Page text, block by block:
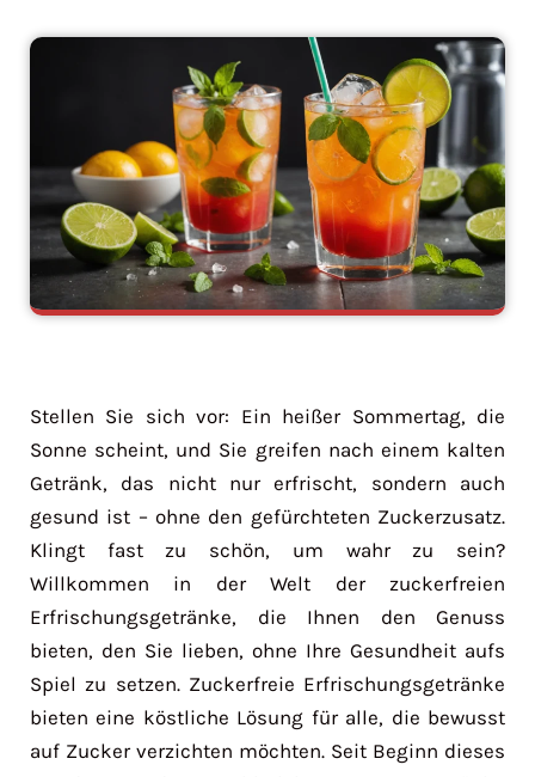
Stellen Sie sich vor: Ein heißer Sommertag, die
Sonne scheint, und Sie greifen nach einem kalten
Getränk, das nicht nur erfrischt, sondern auch
gesund ist – ohne den gefürchteten Zuckerzusatz.
Klingt fast zu schön, um wahr zu sein?
Willkommen in der Welt der zuckerfreien
Erfrischungsgetränke, die Ihnen den Genuss
bieten, den Sie lieben, ohne Ihre Gesundheit aufs
Spiel zu setzen. Zuckerfreie Erfrischungsgetränke
bieten eine köstliche Lösung für alle, die bewusst
auf Zucker verzichten möchten. Seit Beginn dieses